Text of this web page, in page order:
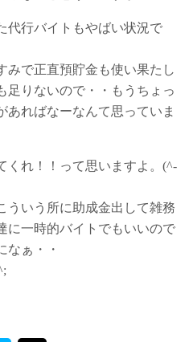
代行バイトもやばい状況で
みで正直預貯金も使い果たし
足りないので・・もうちょっ
あればなーなんて思っていま
くれ！！って思いますよ。(^-
ういう所に助成金出して雑務
に一時的バイトでもいいので
なぁ・・